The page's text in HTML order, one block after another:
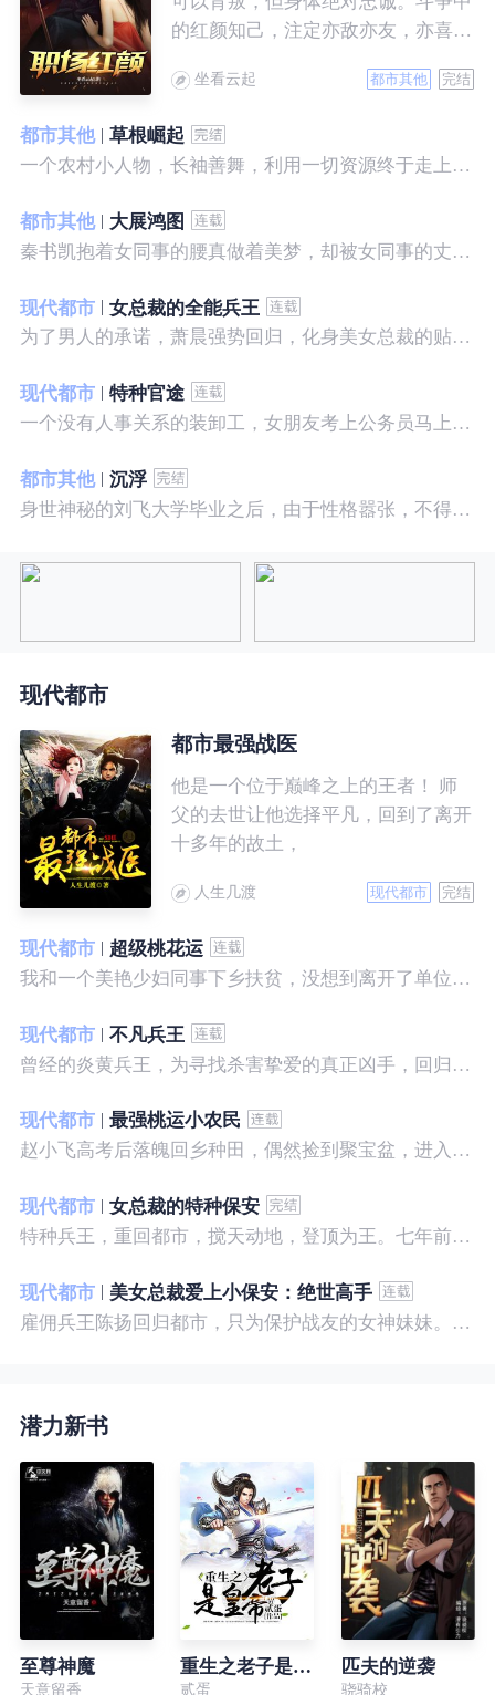
的红颜知己，注定亦敌亦友，亦喜亦
坐看云起 都市其他 完结
都市其他
草根崛起
一个农村小人物，长袖善舞，利用一切资源终于走上人生巅峰
都市其他
大展鸿图
秦书凯抱着女同事的腰真做着美梦，却被女同事的丈夫发现，解释说是正常工作......被打击报复，得到漂亮女邻居的帮助，从此不断高升……
现代都市
女总裁的全能兵王
为了男人的承诺，萧晨强势回归，化身美女总裁的贴身保镖，横扫八方之敌，谱写王者传奇！
现代都市
特种官途
一个没有人事关系的装卸工，女朋友考上公务员马上抛弃了他，却是没有想到他也考上了公务员，奇迹般成为高官……
都市其他
沉浮
身世神秘的刘飞大学毕业之后，由于性格嚣张，不得不一而再再而三的面临着重重危机，受到了来自各方面的全方位打压
现代都市
都市最强战医
他是一个位于巅峰之上的王者！ 师
父的去世让他选择平凡，回到了离开
十多年的故土，
人生几渡 现代都市 完结
现代都市
超级桃花运
我和一个美艳少妇同事下乡扶贫，没想到离开了单位之后，她就性格大变……
现代都市
不凡兵王
曾经的炎黄兵王，为寻找杀害挚爱的真正凶手，回归都市，开始了一段精彩绝伦的征程。
现代都市
最强桃运小农民
赵小飞高考后落魄回乡种田，偶然捡到聚宝盆，进入聚宝洞，从此开启了发家致富、拳打村霸、坐拥美女的桃运巅峰人生！
现代都市
女总裁的特种保安
特种兵王，重回都市，搅天动地，登顶为王。七年前，他是社会底层的小混混，七年后，他是经历过战与火考验的特种兵王。
现代都市
美女总裁爱上小保安：绝世高手
雇佣兵王陈扬回归都市，只为保护战友的女神妹妹。繁华都市里，陈扬如鱼得水，，逍遥自在。
潜力新书
至尊神魔
天意留香
重生之老子是皇帝
贰蛋
匹夫的逆袭
骁骑校